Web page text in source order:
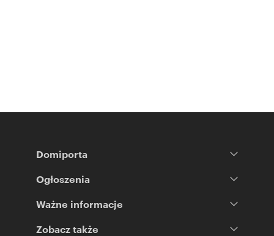
Domiporta
Ogłoszenia
Ważne informacje
Zobacz także